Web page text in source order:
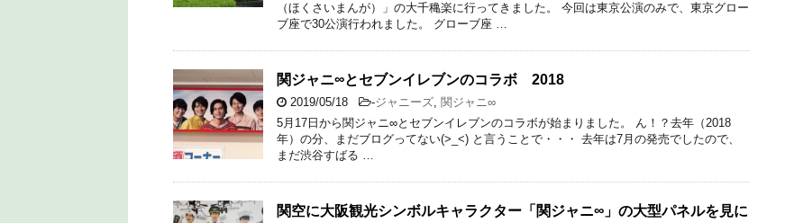
（ほくさいまんが）」の大千穐楽に行ってきました。 今回は東京公演のみで、東京グロー
ブ座で30公演行われました。 グローブ座 …
関ジャニ∞とセブンイレブンのコラボ 2018
2019/05/18 -ジャニーズ, 関ジャニ∞
5月17日から関ジャニ∞とセブンイレブンのコラボが始まりました。 ん！？去年（2018
年）の分、まだブログってない(>_<) と言うことで・・・ 去年は7月の発売でしたので、
まだ渋谷すばる …
関空に大阪観光シンボルキャラクター「関ジャニ∞」の大型パネルを見に